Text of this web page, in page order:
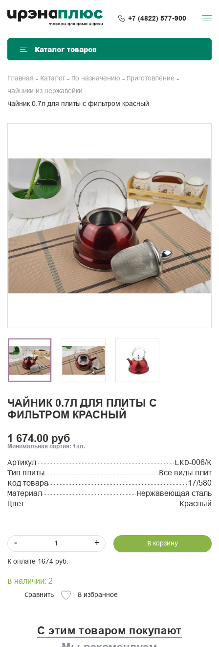
+7 (4822) 577-900
Каталог товаров
Главная Каталог По назначению Приготовление
Чайники из нержавейки
Чайник 0.7л для плиты с фильтром красный
ЧАЙНИК 0.7Л ДЛЯ ПЛИТЫ С
ФИЛЬТРОМ КРАСНЫЙ
1 674.00 руб
Минимальная партия: 1шт.
Артикул
LKD-006/К
Тип плиты
Все виды плит
Код товара
17/580
Материал
Нержавеющая сталь
Цвет
Красный
- + В корзину
К оплате 1674 руб.
В наличии: 2
Сравнить В избранное
С этим товаром покупают